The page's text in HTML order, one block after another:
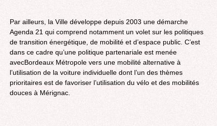
Par ailleurs, la Ville développe depuis 2003 une démarche
Agenda 21 qui comprend notamment un volet sur les politiques
de transition énergétique, de mobilité et d’espace public. C’est
dans ce cadre qu’une politique partenariale est menée
avecBordeaux Métropole vers une mobilité alternative à
l’utilisation de la voiture individuelle dont l’un des thèmes
prioritaires est de favoriser l’utilisation du vélo et des mobilités
douces à Mérignac.